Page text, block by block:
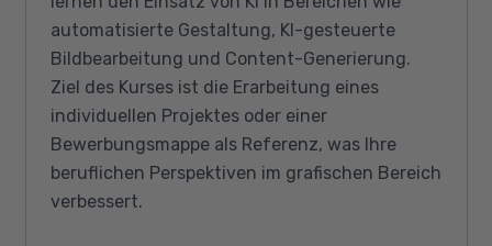
automatisierte Gestaltung, KI-gesteuerte
Bildbearbeitung und Content-Generierung.
Ziel des Kurses ist die Erarbeitung eines
individuellen Projektes oder einer
Bewerbungsmappe als Referenz, was Ihre
beruflichen Perspektiven im grafischen Bereich
verbessert.